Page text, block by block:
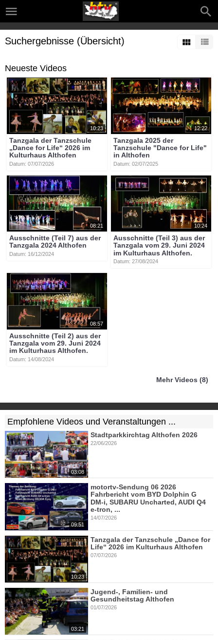
Suchergebnisse (Übersicht)
Neueste Videos
10:23
Tanzgala der Tanzschule
„Dance for Life“ 2026 im
Kulturhaus Althofen
Datum: 07/07/2026
12:22
Tanzgala 2025 der
Tanzschule "Dance for Life"
in Althofen
Datum: 02/07/2025
08:21
Ausschnitte (Teil 7) aus der
Tanzgala 2024 Althofen
Datum: 16/12/2024
10:24
Ausschnitte (Teil 3) aus der
Tanzgala vom 29. Juni 2024
im Kulturhaus Althofen.
Datum: 27/08/2024
08:57
Ausschnitte (Teil 2) aus der
Tanzgala vom 29. Juni 2024
im Kulturhaus Althofen.
Datum: 14/08/2024
Mehr Videos (8)
Empfohlene Videos und Veranstaltungen ...
03:08
Stadtparkkirchtag Althofen 2026
22/06/2026
09:51
motortv-Sendung 06 2026
Fahrbericht vom BYD Dolphin G
DM-i, SUBARU Uncharted, AUDI Q4
e-tron, ...
14/07/2026
10:23
Tanzgala der Tanzschule „Dance for
Life“ 2026 im Kulturhaus Althofen
07/07/2026
03:21
Jugend-, Familien- und
Gesundheitstag Althofen
01/07/2026